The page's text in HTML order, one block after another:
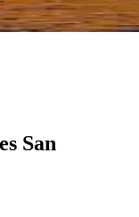
San